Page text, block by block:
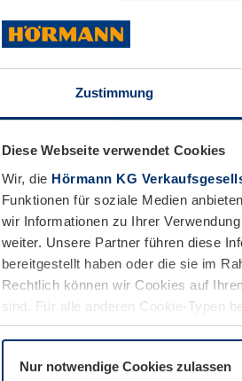
Zustimmung
Diese Webseite verwendet Cookies
Wir, die Hörmann KG
Funktionen für soziale Medien
wir Informationen zu Ihrer
weiter. Unsere Partner führen diese
bereitgestellt haben oder die sie im
Rechtlich können wir Cookies auf
sind. Für alle anderen Cookie-Typen
Erläuterung auf der Seite
Nur notwendige Cookies zulassen